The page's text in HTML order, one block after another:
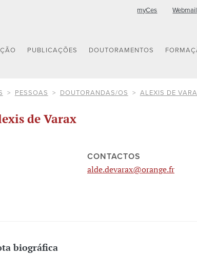
myCes Webmail
PUBLICAÇÕES DOUTORAMENTOS
PESSOAS DOUTORANDAS/OS ALEXIS DE
de Varax
CONTACTOS
alde.devarax@orange.fr
biográfica